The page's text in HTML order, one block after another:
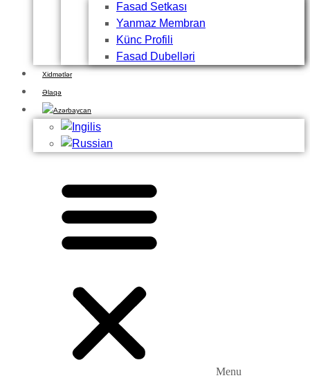
Fasad Setkası
Yanmaz Membran
Künc Profili
Fasad Dubelləri
Xidmətlər
Əlaqə
Menu